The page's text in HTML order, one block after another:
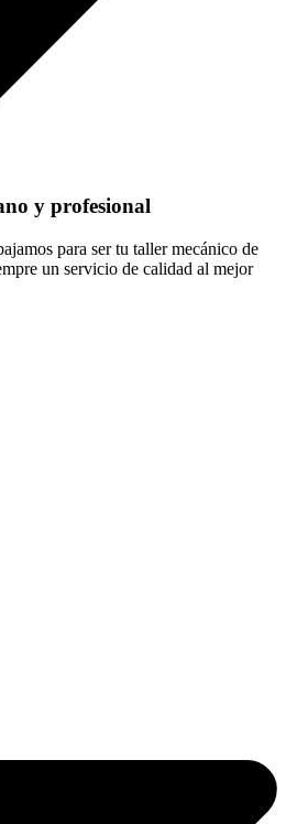
y profesional
para ser tu taller mecánico de
un servicio de calidad al mejor